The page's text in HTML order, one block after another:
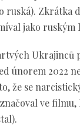
ruská). Zkrátka
jako ruským
Ukrajinců
únorem 2022
že se
ve